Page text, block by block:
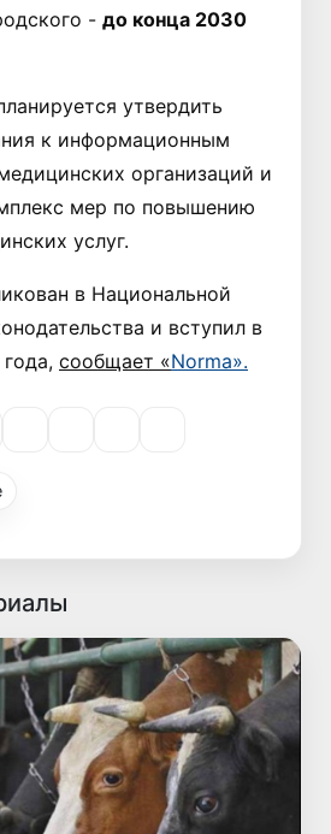
- до конца 2030
утвердить
к информационным
организаций и
мер по повышению
услуг.
в Национальной
и вступил в
сообщает «Norma».